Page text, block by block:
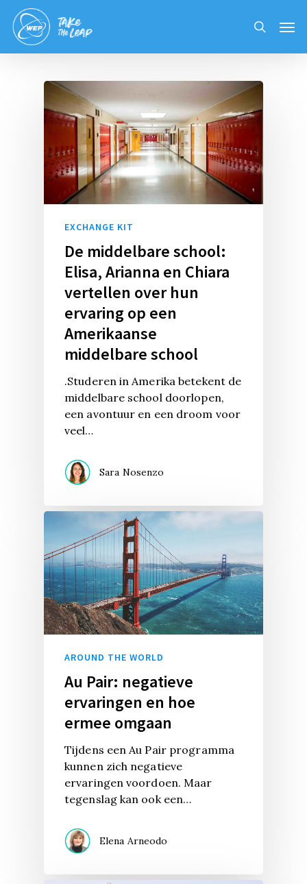
Skip
main
search
EXCHANGE KIT
De middelbare school:
Elisa, Arianna en Chiara
vertellen over hun
ervaring op een
Amerikaanse
middelbare school
.Studeren in Amerika betekent de
middelbare school doorlopen,
een avontuur en een droom voor
veel…
Sara Nosenzo
AROUND THE WORLD
Au Pair: negatieve
ervaringen en hoe
ermee omgaan
Tijdens een Au Pair programma
kunnen zich negatieve
ervaringen voordoen. Maar
tegenslag kan ook een…
Elena Arneodo